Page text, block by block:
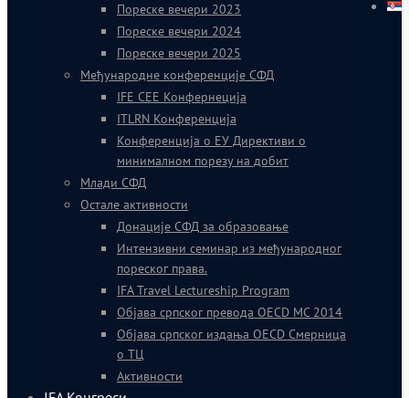
Пореске вечери 2023
Пореске вечери 2024
Пореске вечери 2025
Међународне конференције СФД
IFE CEE Конфернеција
ITLRN Конференција
Конференција о ЕУ Директиви о
минималном порезу на добит
Млади СФД
Остале активности
Донације СФД за образовање
Интензивни семинар из међународног
пореског права.
IFA Travel Lectureship Program
Објава српског превода OECD MC 2014
Објава српског издања OECD Смерница
о ТЦ
Активности